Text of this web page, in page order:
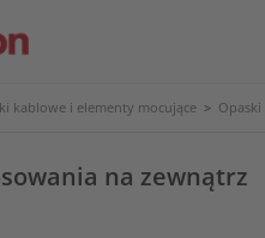
kablowe i elementy mocujące >
na zewnątrz